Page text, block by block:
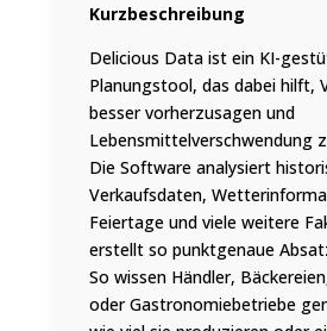
Kurzbeschreibung
Delicious Data ist ein KI-
Planungstool, das dabei hilft,
besser vorherzusagen und
Lebensmittelverschwendung
Die Software analysiert
Verkaufsdaten,
Feiertage und viele weitere
erstellt so punktgenaue
So wissen Händler,
oder Gastronomiebetriebe